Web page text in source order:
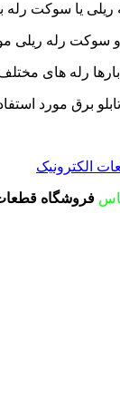
یا سوکت رله
سوکت رله ریلی
رله های
برق مورد
الکترونیک
فروشگاه